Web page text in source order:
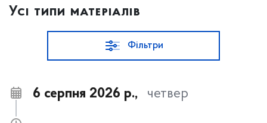
Усі типи матеріалів
Фільтри
6 серпня 2026 р., четвер